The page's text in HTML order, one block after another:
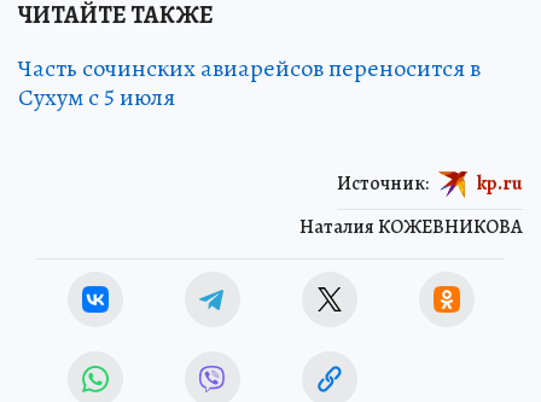
ЧИТАЙТЕ ТАКЖЕ
Часть сочинских авиарейсов переносится в
Сухум с 5 июля
Наталия КОЖЕВНИКОВА
Источник: kp.ru